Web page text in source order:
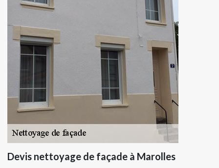
Devis nettoyage de façade à Marolles